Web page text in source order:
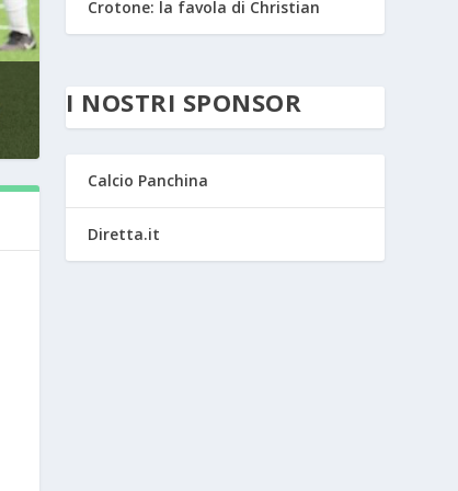
Crotone: la favola di Christian
I NOSTRI SPONSOR
Calcio Panchina
Diretta.it